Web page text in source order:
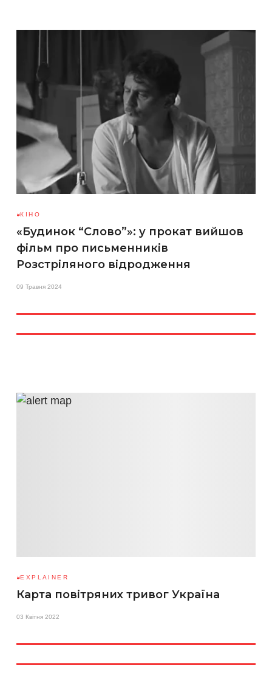
КІНО
«Будинок “Слово”»: у прокат вийшов
фільм про письменників
Розстріляного відродження
09 Травня 2024
EXPLAINER
Карта повітряних тривог Україна
03 Квітня 2022